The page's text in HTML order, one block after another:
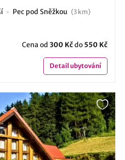
Pec pod Sněžkou (3 km)
Cena od 300 Kčdo 550 Kč
Detailubytování